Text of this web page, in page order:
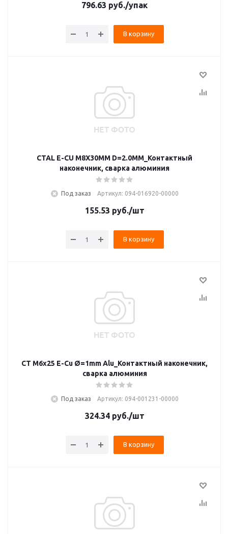
796.63 руб./упак
В корзину
CTAL E-CU M8X30MM D=2.0MM_Контактный
наконечник, сварка алюминия
Под заказ Артикул: 094-016920-00000
155.53 руб./шт
В корзину
CT M6x25 E-Cu Ø=1mm Alu_Контактный наконечник,
сварка алюминия
Под заказ Артикул: 094-001231-00000
324.34руб./шт
В корзину